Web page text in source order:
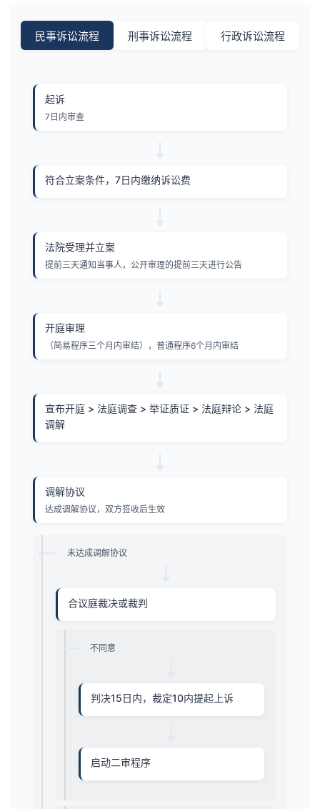
民事诉讼流程 刑事诉讼流程 行政诉讼流程
起诉
7日内审查
符合立案条件，7日内缴纳诉讼费
法院受理并立案
提前三天通知当事人，公开审理的提前三天进行公告
开庭审理
（简易程序三个月内审结），普通程序6个月内审结
宣布开庭 > 法庭调查 > 举证质证 > 法庭辩论 > 法庭
调解
调解协议
达成调解协议，双方签收后生效
未达成调解协议
合议庭裁决或裁判
不同意
判决15日内，裁定10内提起上诉
启动二审程序